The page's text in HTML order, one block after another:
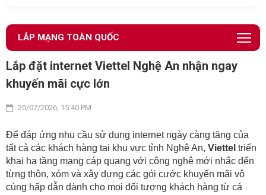
LẮP MẠNG TOÀN QUỐC
Lắp đặt internet Viettel Nghệ An nhận ngay
khuyến mãi cực lớn
20/07/2026, 15:40 PM
Để đáp ứng nhu cầu sử dụng internet ngày càng tăng của
tất cả các khách hàng tại khu vực tỉnh Nghệ An, Viettel triển
khai hạ tầng mạng cáp quang với công nghệ mới nhắc đến
từng thôn, xóm và xây dựng các gói cước khuyến mãi vô
cùng hấp dẫn dành cho mọi đối tượng khách hàng từ cá